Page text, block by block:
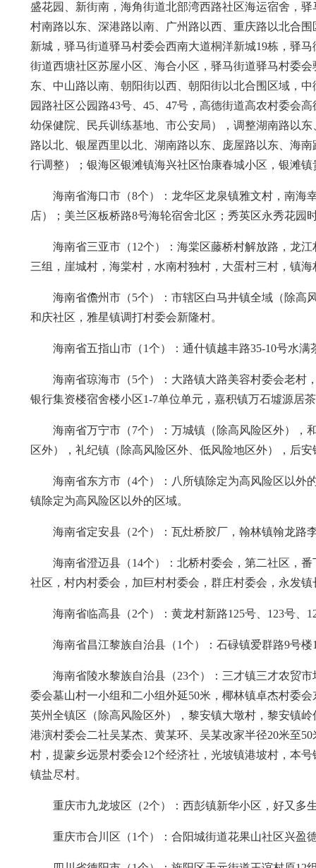
盛花园、新街南，海角街道北部湾西路社区海运宿舍，
村南路以东、深港路以南、广州路以西、重庆路以北合
新城，驿马街道驿马村委会西南大道桐洋新城19栋，驿
街道西塘社区苏屋小区、海合小区，驿马街道驿马村委
东、中山路以南、朝阳街以西、朝阳街以北合围区域，
园路社区公园路43号、45、47号，高德街道高农村委会
幼保健院、民兵训练基地、市公安局），调整湖南路以
路以北、银屋西里以北、湖南路以东、庞屋路以东、海
行调整）；银海区银滩镇海兴社区怡康春城小区，银滩
海南省海口市（8个）：龙华区龙泉镇雅文村，南海
店）；美兰区板桥路8号海轮宿舍北区；秀英区永秀花园
海南省三亚市（12个）：海棠区藤桥村解放路，龙
三组，崖城村，海棠村，水南村独村，大蛋村三村，镇海
海南省儋州市（5个）：市辖区白马井镇全域（除高
和庆社区，雅星镇调打村委会新隆村。
海南省五指山市（1个）：通什镇越丰路35-10号水
海南省琼海市（5个）：大路镇大路美容村委会老村
银行集资楼宿舍楼小区1-7单位单元，嘉积镇万石墟源居
海南省万宁市（7个）：万城镇（除高风险区外），
区外），礼纪镇（除高风险区外、低风险地区外），后
海南省东方市（4个）：八所镇除定为高风险区以外
镇除定为高风险区以外的区域。
海南省定安县（2个）：瓦灶桥胶厂，翰林镇翰龙路
海南省澄迈县（14个）：北桥村委会，第二社区，
社区，村内村委会，加巨村村委会，群庄村委会，永发
海南省临高县（2个）：黄龙村新路125号、123号、
海南省昌江黎族自治县（1个）：石碌镇爱群路9号
海南省陵水黎族自治县（23个）：三才镇三才农贸
委会墓山村一小组和二小组外延50米，椰林镇卓杰村委
英州全镇区（除高风险区外），黎安镇大墩村，黎安镇
港演村委会二社吴某杰、黄某环、吴某改家半径20米至
村，提蒙乡远景村委会12个经济社，光坡镇港坡村，本
镇盐尽村。
重庆市九龙坡区（2个）：西彭镇新华小区，好又多
重庆市合川区（1个）：合阳城街道花果山社区兴盈